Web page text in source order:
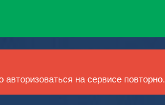
на сервисе повторно.